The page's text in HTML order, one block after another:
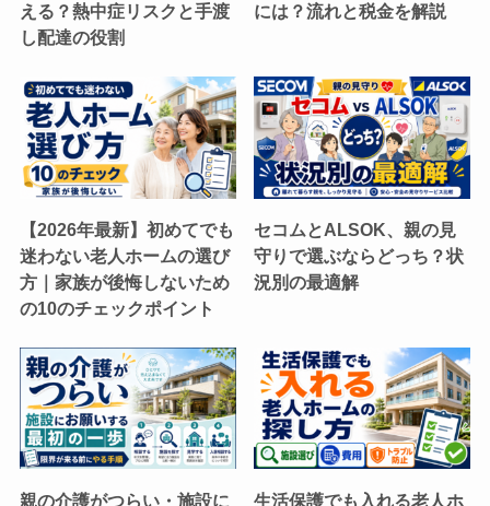
える？熱中症リスクと手渡
し配達の役割
には？流れと税金を解説
【2026年最新】初めてでも
迷わない老人ホームの選び
方｜家族が後悔しないため
の10のチェックポイント
セコムとALSOK、親の見
守りで選ぶならどっち？状
況別の最適解
親の介護がつらい・施設に
生活保護でも入れる老人ホ